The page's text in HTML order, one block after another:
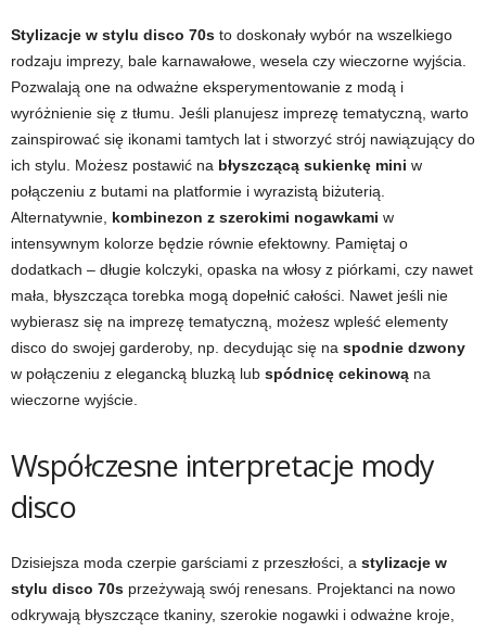
Stylizacje w stylu disco 70s to doskonały wybór na wszelkiego
rodzaju imprezy, bale karnawałowe, wesela czy wieczorne wyjścia.
Pozwalają one na odważne eksperymentowanie z modą i
wyróżnienie się z tłumu. Jeśli planujesz imprezę tematyczną, warto
zainspirować się ikonami tamtych lat i stworzyć strój nawiązujący do
ich stylu. Możesz postawić na błyszczącą sukienkę mini w
połączeniu z butami na platformie i wyrazistą biżuterią.
Alternatywnie, kombinezon z szerokimi nogawkami w
intensywnym kolorze będzie równie efektowny. Pamiętaj o
dodatkach – długie kolczyki, opaska na włosy z piórkami, czy nawet
mała, błyszcząca torebka mogą dopełnić całości. Nawet jeśli nie
wybierasz się na imprezę tematyczną, możesz wpleść elementy
disco do swojej garderoby, np. decydując się na spodnie dzwony
w połączeniu z elegancką bluzką lub spódnicę cekinową na
wieczorne wyjście.
Współczesne interpretacje mody
disco
Dzisiejsza moda czerpie garściami z przeszłości, a stylizacje w
stylu disco 70s przeżywają swój renesans. Projektanci na nowo
odkrywają błyszczące tkaniny, szerokie nogawki i odważne kroje,